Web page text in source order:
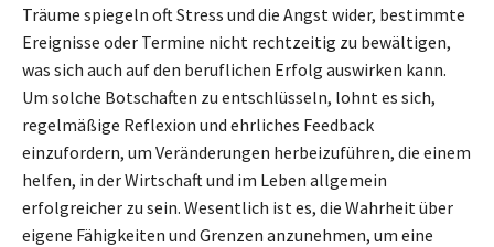
Träume spiegeln oft Stress und die Angst wider, bestimmte
Ereignisse oder Termine nicht rechtzeitig zu bewältigen,
was sich auch auf den beruflichen Erfolg auswirken kann.
Um solche Botschaften zu entschlüsseln, lohnt es sich,
regelmäßige Reflexion und ehrliches Feedback
einzufordern, um Veränderungen herbeizuführen, die einem
helfen, in der Wirtschaft und im Leben allgemein
erfolgreicher zu sein. Wesentlich ist es, die Wahrheit über
eigene Fähigkeiten und Grenzen anzunehmen, um eine